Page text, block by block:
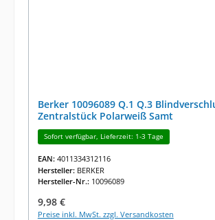
Berker 10096089 Q.1 Q.3
Zentralstück Polarweiß Samt
Sofort verfügbar, Lieferzeit: 1-3 Tage
EAN: 4011334312116
Hersteller: BERKER
Hersteller-Nr.: 10096089
Regulärer Preis:
9,98 €
Preise inkl. MwSt. zzgl. Versandkosten